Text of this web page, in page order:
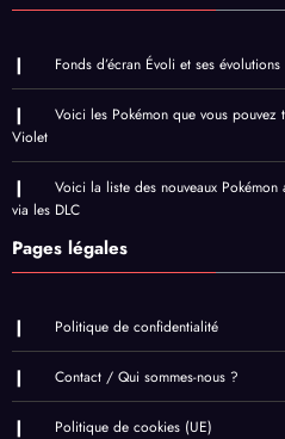
Fonds d’écran Évoli et ses évolutions
Voici les Pokémon que vous pouvez
Violet
Voici la liste des nouveaux
via les DLC
Pages légales
Politique de confidentialité
Contact / Qui sommes-nous ?
Politique de cookies (UE)